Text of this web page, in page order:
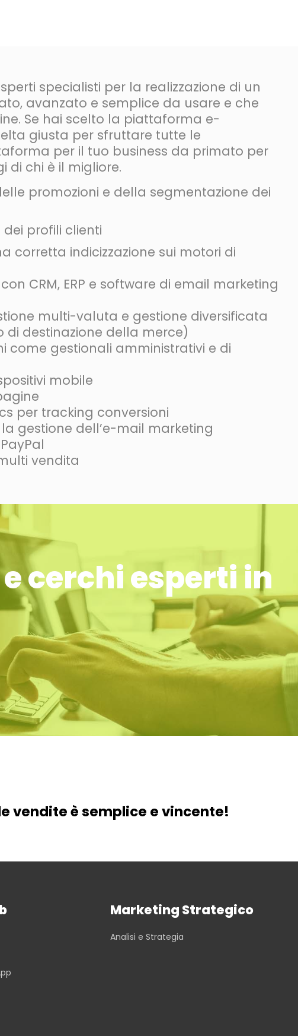
specialisti per la realizzazione di un
avanzato e semplice da usare e che
Se hai scelto la piattaforma e-
giusta per sfruttare tutte le
per il tuo business da primato per
di chi è il migliore.
promozioni e della segmentazione dei
profili clienti
corretta indicizzazione sui motori di
CRM, ERP e software di email marketing
multi-valuta e gestione diversificata
di destinazione della merce)
come gestionali amministrativi e di
mobile
per tracking conversioni
gestione dell’e-mail marketing
vendita
cerchi esperti in
vendite è semplice e vincente!
Marketing Strategico
Analisi e Strategia